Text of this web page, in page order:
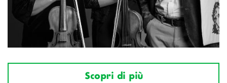
Scopri di più